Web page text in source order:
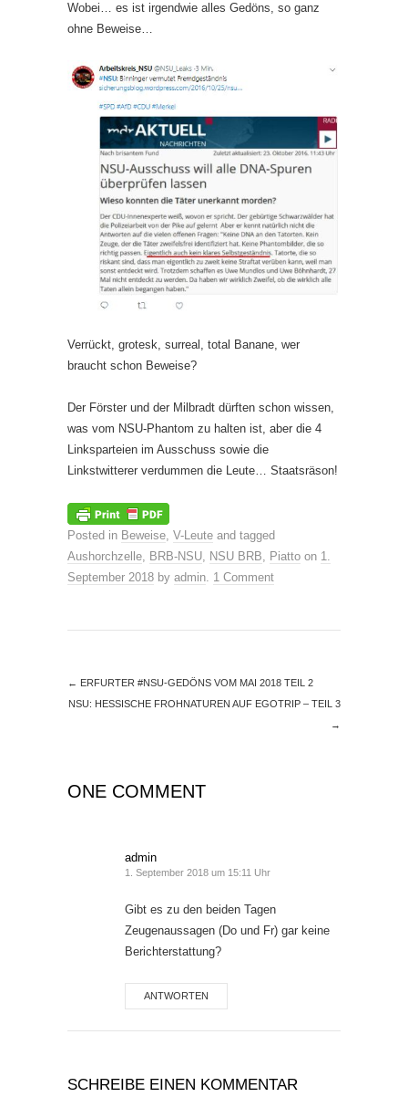
Wobei… es ist irgendwie alles Gedöns, so ganz
ohne Beweise…
Verrückt, grotesk, surreal, total Banane, wer
braucht schon Beweise?
Der Förster und der Milbradt dürften schon wissen,
was vom NSU-Phantom zu halten ist, aber die 4
Linksparteien im Ausschuss sowie die
Linkstwitterer verdummen die Leute… Staatsräson!
Posted in Beweise V-Leute and tagged
Aushorchzelle
BRB-NSU NSU BRB Piatto on 1.
September 2018 by admin 1 Comment
← ERFURTER #NSU-GEDÖNS VOM MAI 2018 TEIL 2
NSU: HESSISCHE FROHNATUREN AUF EGOTRIP – TEIL 3
→
ONE COMMENT
admin
1. September 2018 um 15:11 Uhr
Gibt es zu den beiden Tagen
Zeugenaussagen (Do und Fr) gar keine
Berichterstattung?
ANTWORTEN
SCHREIBE EINEN KOMMENTAR